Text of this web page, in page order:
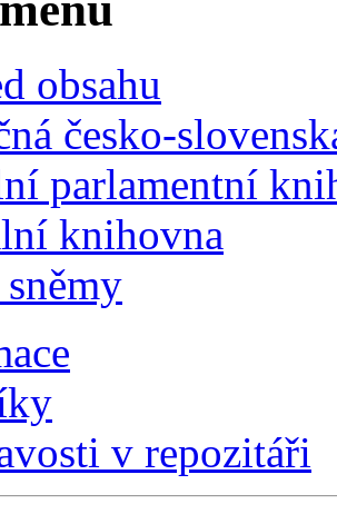
obsahu
česko-
parlamentní
knihovna
v repozitáři